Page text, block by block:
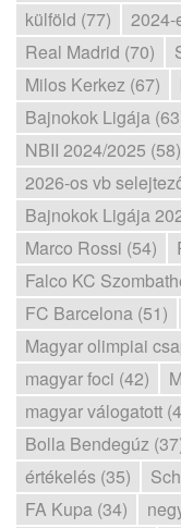
külföld (77)
2024-
Real Madrid (70)
Milos Kerkez (67)
Bajnokok Ligája
NBII 2024/2025 (58)
2026-os vb
Bajnokok Ligája
Marco Rossi (54)
Falco KC
FC Barcelona (51)
Magyar olimpiai
magyar foci (42)
magyar válogatott
Bolla Bendegúz
értékelés (35)
FA Kupa (34)